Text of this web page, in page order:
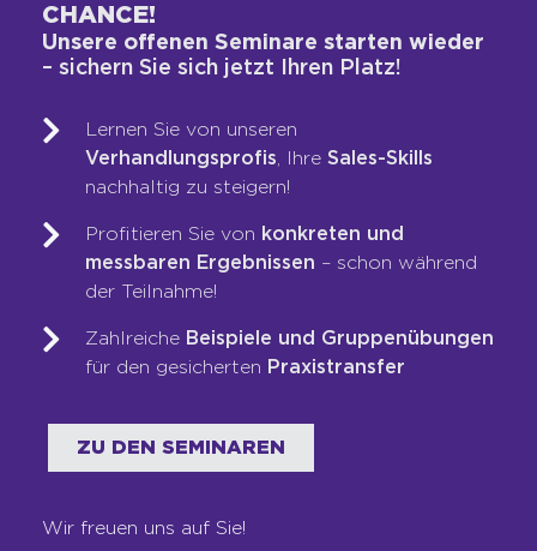
MARTIN LIMBECK
Ausnahmepersönlichkeit und steht für
ehrlichen Geschäftserfolg und
Ruhrgebiets. Seine Mission: Unternehmen
CHANCE!
Unsere offenen Seminare starten wieder
– sichern Sie sich jetzt Ihren Platz!
Lernen Sie von unseren
Verhandlungsprofis , IhreSales-Skills
nachhaltig zu steigern!
Profitieren Sie von konkreten und
messbaren Ergebnissen – schon während
der Teilnahme!
Zahlreiche Beispiele und Gruppenübungen
für den gesicherten Praxistransfer
ZU DEN SEMINAREN
Wir freuen uns auf Sie!